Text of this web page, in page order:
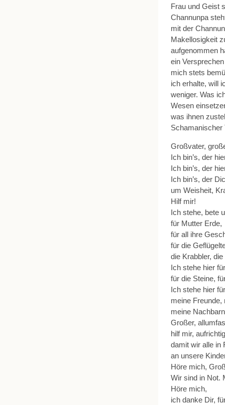
Frau und Geist
Channunpa
mit der
Makellosigkeit
aufgenommen
ein
mich stets
ich erhalte, will
weniger. Was
Wesen
was ihnen
Schamanischer
Großvater,
Ich bin’s, der
Ich bin’s, der
Ich bin’s, der
um Weisheit,
Hilf mir!
Ich stehe, bete
für Mutter Erde,
für all ihre
für die
die Krabbler,
Ich stehe hier
für die Steine,
Ich stehe hier
meine Freunde,
meine
Großer,
hilf mir,
damit wir alle in
an unsere
Höre mich,
Wir sind in Not.
Höre mich,
ich danke Dir,